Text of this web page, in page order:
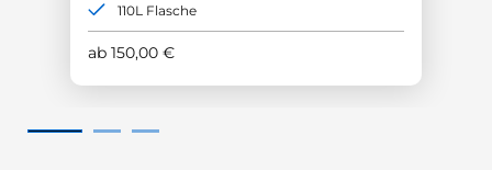
ab 150,00 €
110L Flasche